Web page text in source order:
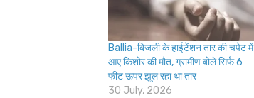
Ballia-बिजली के हाईटेंशन तार की चपेट में
आए किशोर की मौत, ग्रामीण बोले सिर्फ 6
फीट ऊपर झूल रहा था तार
30 July, 2026